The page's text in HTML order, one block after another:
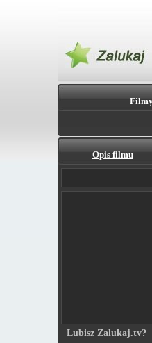
Opis filmu
Lubisz Zalukaj.tv?